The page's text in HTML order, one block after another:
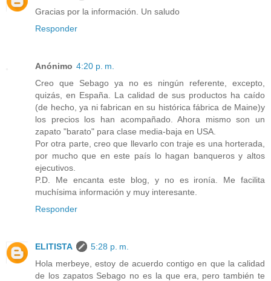
Gracias por la información. Un saludo
Responder
Anónimo 4:20 p. m.
Creo que Sebago ya no es ningún referente, excepto,
quizás, en España. La calidad de sus productos ha caído
(de hecho, ya ni fabrican en su histórica fábrica de Maine)y
los precios los han acompañado. Ahora mismo son un
zapato "barato" para clase media-baja en USA.
Por otra parte, creo que llevarlo con traje es una horterada,
por mucho que en este país lo hagan banqueros y altos
ejecutivos.
P.D. Me encanta este blog, y no es ironía. Me facilita
muchísima información y muy interesante.
Responder
ELITISTA
5:28 p. m.
Hola merbeye, estoy de acuerdo contigo en que la calidad
de los zapatos Sebago no es la que era, pero también te